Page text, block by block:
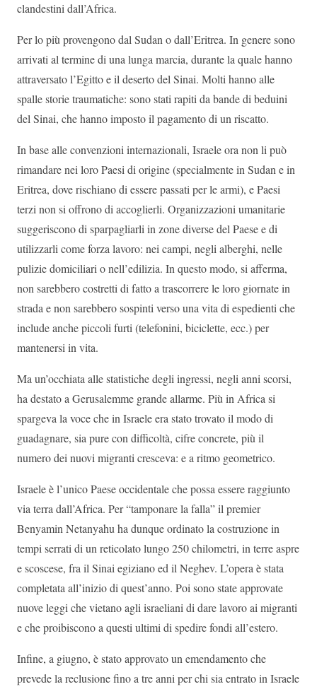
clandestini dall’Africa.
Per lo più provengono dal Sudan o dall’Eritrea. In genere sono
arrivati al termine di una lunga marcia, durante la quale hanno
attraversato l’Egitto e il deserto del Sinai. Molti hanno alle
spalle storie traumatiche: sono stati rapiti da bande di beduini
del Sinai, che hanno imposto il pagamento di un riscatto.
In base alle convenzioni internazionali, Israele ora non li può
rimandare nei loro Paesi di origine (specialmente in Sudan e in
Eritrea, dove rischiano di essere passati per le armi), e Paesi
terzi non si offrono di accoglierli. Organizzazioni umanitarie
suggeriscono di sparpagliarli in zone diverse del Paese e di
utilizzarli come forza lavoro: nei campi, negli alberghi, nelle
pulizie domiciliari o nell’edilizia. In questo modo, si afferma,
non sarebbero costretti di fatto a trascorrere le loro giornate in
strada e non sarebbero sospinti verso una vita di espedienti che
include anche piccoli furti (telefonini, biciclette, ecc.) per
mantenersi in vita.
Ma un’occhiata alle statistiche degli ingressi, negli anni scorsi,
ha destato a Gerusalemme grande allarme. Più in Africa si
spargeva la voce che in Israele era stato trovato il modo di
guadagnare, sia pure con difficoltà, cifre concrete, più il
numero dei nuovi migranti cresceva: e a ritmo geometrico.
Israele è l’unico Paese occidentale che possa essere raggiunto
via terra dall’Africa. Per “tamponare la falla” il premier
Benyamin Netanyahu ha dunque ordinato la costruzione in
tempi serrati di un reticolato lungo 250 chilometri, in terre aspre
e scoscese, fra il Sinai egiziano ed il Neghev. L’opera è stata
completata all’inizio di quest’anno. Poi sono state approvate
nuove leggi che vietano agli israeliani di dare lavoro ai migranti
e che proibiscono a questi ultimi di spedire fondi all’estero.
Infine, a giugno, è stato approvato un emendamento che
prevede la reclusione fino a tre anni per chi sia entrato in Israele